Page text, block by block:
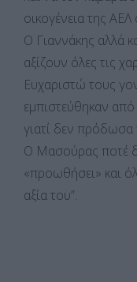
οικογένεια της
Ο Γιαννάκης αλλά
αξίζουν όλες τις
Ευχαριστώ τους
εμπιστεύθηκαν από
γιατί δεν πρόδωσα
Ο Μασούρας ποτέ
«προωθήσει» και
αξία του”.